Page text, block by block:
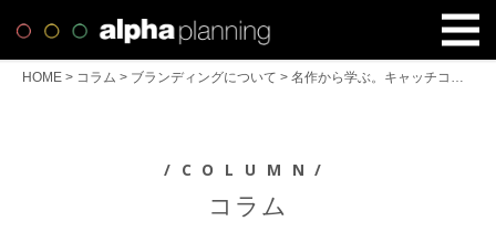
HOME > コラム > ブランディングについて > 名作から学ぶ。キャッチコピーに隠されている背景 ②
/COLUMN/
コラム